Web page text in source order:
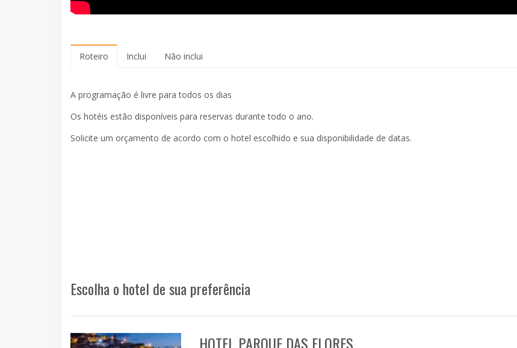
Roteiro Inclui Não inclui
A programação é livre para todos os dias
Os hotéis estão disponíveis para reservas durante todo o ano.
Solicite um orçamento de acordo com o hotel escolhido e sua disponibilidade de datas.
Escolha o hotel de sua preferência
HOTEL PARQUE DAS FLORES